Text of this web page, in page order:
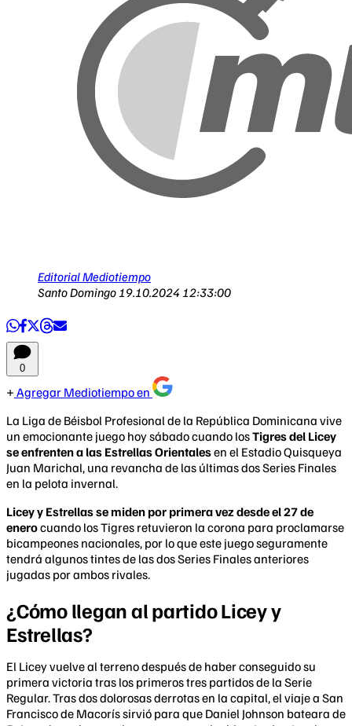
Editorial Mediotiempo
Santo Domingo 19.10.2024 12:33:00
0
Agregar Mediotiempo en
La Liga de Béisbol Profesional de la República Dominicana vive
un emocionante juego hoy sábado cuando losTigres del Licey
se enfrenten a las Estrellas Orientalesen el Estadio Quisqueya
Juan Marichal, una revancha de las últimas dos Series Finales
en la pelota invernal.
Licey y Estrellas se miden por primera vez desde el 27 de
enerocuando los Tigres retuvieron la corona para proclamarse
bicampeones nacionales, por lo que este juego seguramente
tendrá algunos tintes de las dos Series Finales anteriores
jugadas por ambos rivales.
¿Cómo llegan al partido Licey y
Estrellas?
El Licey vuelve al terreno después de haber conseguido su
primera victoria tras los primeros tres partidos de la Serie
Regular. Tras dos dolorosas derrotas en la capital, el viaje a San
Francisco de Macorís sirvió para que Daniel Johnson bateara de